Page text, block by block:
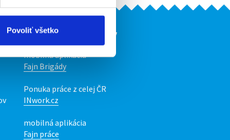
Povoliť všetko
Naše ďalšie projekty
mobilná aplikácia
Fajn Brigády
Ponuka práce z celej ČR
INwork.cz
mobilná aplikácia
Fajn práce